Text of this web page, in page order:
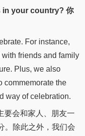
in your country? 你
For instance,
friends and family
Plus, we also
commemorate the
way of celebration.
要会和家人、朋友一
。除此之外，我们会